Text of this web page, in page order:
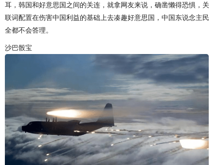
耳，韩国和好意思国之间的关连，就拿网友来说，确凿懒得恐惧，关
联词配置在伤害中国利益的基础上去凑趣好意思国，中国东说念主民
全都不会答理。
沙巴骰宝